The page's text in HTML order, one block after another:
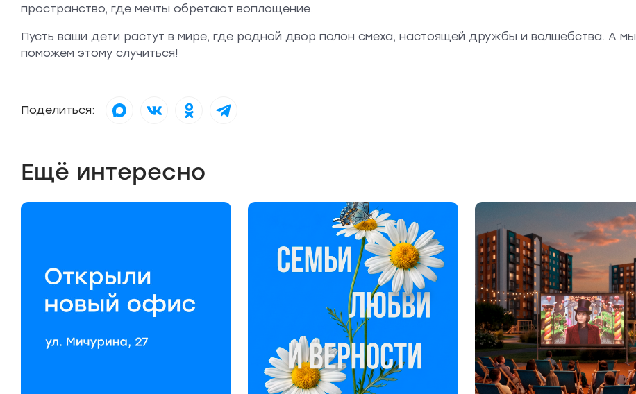
пространство, где мечты обретают воплощение.
Пусть ваши дети растут в мире, где родной двор полон смеха, настоящей дружбы и волшебства. А мы
поможем этому случиться!
Поделиться:
Ещё интересно